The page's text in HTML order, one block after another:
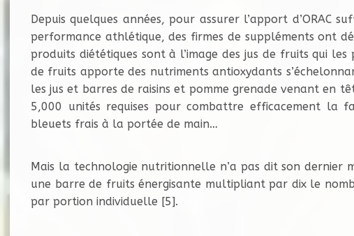
Depuis quelques années, pour assurer l’apport d’ORAC
performance athlétique, des firmes de suppléments ont
produits diététiques sont à l’image des jus de fruits qui
de fruits apporte des nutriments antioxydants
les jus et barres de raisins et pomme grenade venant en
5,000 unités requises pour combattre efficacement la
bleuets frais à la portée de main…
Mais la technologie nutritionnelle n’a pas dit son dernier
une barre de fruits énergisante multipliant par dix le
par portion individuelle [5].